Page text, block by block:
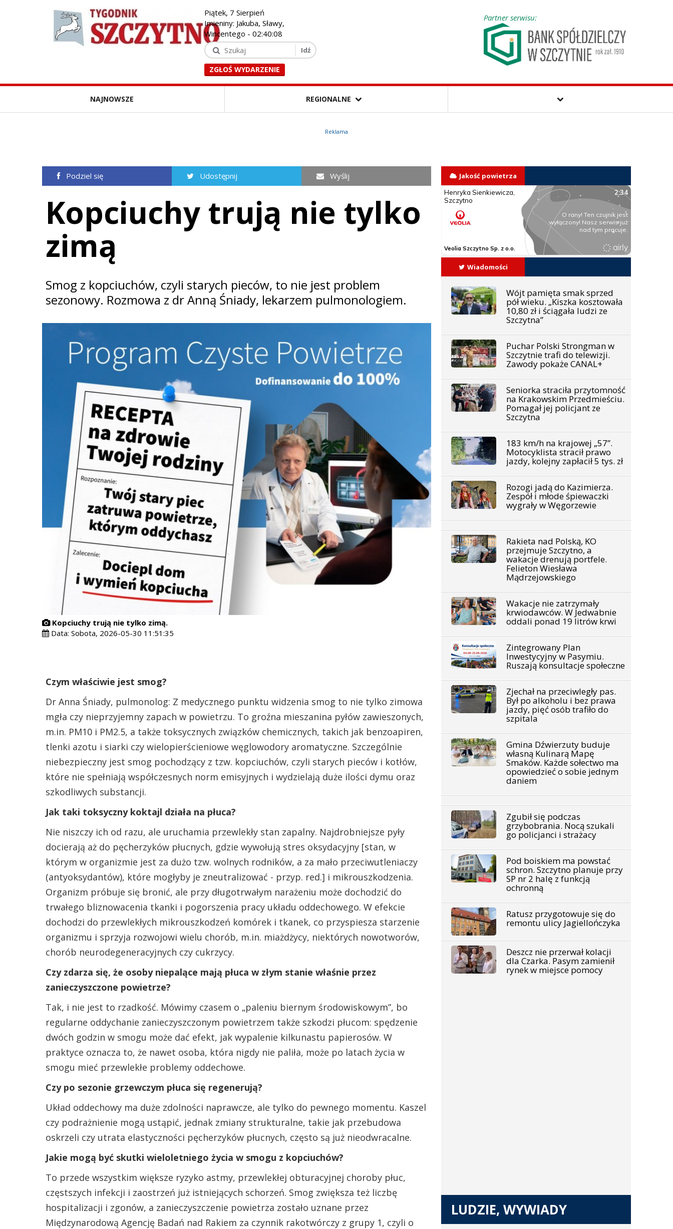
Piątek, 7 Sierpień
Imieniny: Jakuba, Sławy,
Wincentego -02:40:09
ZGŁOŚ WYDARZENIE
Partner serwisu:
NAJNOWSZE REGIONALNE
Reklama
Podziel się Udostępnij Wyślij
Kopciuchy trują nie tylko
zimą
Smog z kopciuchów, czyli starych pieców, to nie jest problem
sezonowy. Rozmowa z dr Anną Śniady, lekarzem pulmonologiem.
Kopciuchy trują nie tylko zimą.
Data:Sobota, 2026-05-30 11:51:35
Czym właściwie jest smog?
Dr Anna Śniady, pulmonolog: Z medycznego punktu widzenia smog to nie tylko zimowa
mgła czy nieprzyjemny zapach w powietrzu. To groźna mieszanina pyłów zawieszonych,
m.in. PM10 i PM2.5, a także toksycznych związków chemicznych, takich jak benzoapiren,
tlenki azotu i siarki czy wielopierścieniowe węglowodory aromatyczne. Szczególnie
niebezpieczny jest smog pochodzący z tzw. kopciuchów, czyli starych pieców i kotłów,
które nie spełniają współczesnych norm emisyjnych i wydzielają duże ilości dymu oraz
szkodliwych substancji.
Jak taki toksyczny koktajl działa na płuca?
Nie niszczy ich od razu, ale uruchamia przewlekły stan zapalny. Najdrobniejsze pyły
docierają aż do pęcherzyków płucnych, gdzie wywołują stres oksydacyjny [stan, w
którym w organizmie jest za dużo tzw. wolnych rodników, a za mało przeciwutleniaczy
(antyoksydantów), które mogłyby je zneutralizować - przyp. red.] i mikrouszkodzenia.
Organizm próbuje się bronić, ale przy długotrwałym narażeniu może dochodzić do
trwałego bliznowacenia tkanki i pogorszenia pracy układu oddechowego. W efekcie
dochodzi do przewlekłych mikrouszkodzeń komórek i tkanek, co przyspiesza starzenie
organizmu i sprzyja rozwojowi wielu chorób, m.in. miażdżycy, niektórych nowotworów,
chorób neurodegeneracyjnych czy cukrzycy.
Czy zdarza się, że osoby niepalące mają płuca w złym stanie właśnie przez
zanieczyszczone powietrze?
Tak, i nie jest to rzadkość. Mówimy czasem o „paleniu biernym środowiskowym”, bo
regularne oddychanie zanieczyszczonym powietrzem także szkodzi płucom: spędzenie
dwóch godzin w smogu może dać efekt, jak wypalenie kilkunastu papierosów. W
praktyce oznacza to, że nawet osoba, która nigdy nie paliła, może po latach życia w
smogu mieć przewlekłe problemy oddechowe.
Czy po sezonie grzewczym płuca się regenerują?
Układ oddechowy ma duże zdolności naprawcze, ale tylko do pewnego momentu. Kaszel
czy podrażnienie mogą ustąpić, jednak zmiany strukturalne, takie jak przebudowa
oskrzeli czy utrata elastyczności pęcherzyków płucnych, często są już nieodwracalne.
Jakie mogą być skutki wieloletniego życia w smogu z kopciuchów?
To przede wszystkim większe ryzyko astmy, przewlekłej obturacyjnej choroby płuc,
częstszych infekcji i zaostrzeń już istniejących schorzeń. Smog zwiększa też liczbę
hospitalizacji i zgonów, a zanieczyszczenie powietrza zostało uznane przez
Międzynarodową Agencję Badań nad Rakiem za czynnik rakotwórczy z grupy 1, czyli o
Jakość powietrza
Wiadomości
Wójt pamięta smak sprzed
pół wieku. „Kiszka kosztowała
10,80 zł i ściągała ludzi ze
Szczytna”
Puchar Polski Strongman w
Szczytnie trafi do telewizji.
Zawody pokaże CANAL+
Seniorka straciła przytomność
na Krakowskim Przedmieściu.
Pomagał jej policjant ze
Szczytna
183 km/h na krajowej „57”.
Motocyklista stracił prawo
jazdy, kolejny zapłacił 5 tys. zł
Rozogi jadą do Kazimierza.
Zespół i młode śpiewaczki
wygrały w Węgorzewie
Rakieta nad Polską, KO
przejmuje Szczytno, a
wakacje drenują portfele.
Felieton Wiesława
Mądrzejowskiego
Wakacje nie zatrzymały
krwiodawców. W Jedwabnie
oddali ponad 19 litrów krwi
Zintegrowany Plan
Inwestycyjny w Pasymiu.
Ruszają konsultacje społeczne
Zjechał na przeciwległy pas.
Był po alkoholu i bez prawa
jazdy, pięć osób trafiło do
szpitala
Gmina Dźwierzuty buduje
własną Kulinarą Mapę
Smaków. Każde sołectwo ma
opowiedzieć o sobie jednym
daniem
Zgubił się podczas
grzybobrania. Nocą szukali
go policjanci i strażacy
Pod boiskiem ma powstać
schron. Szczytno planuje przy
SP nr 2 halę z funkcją
ochronną
Ratusz przygotowuje się do
remontu ulicy Jagiellończyka
Deszcz nie przerwał kolacji
dla Czarka. Pasym zamienił
rynek w miejsce pomocy
LUDZIE, WYWIADY